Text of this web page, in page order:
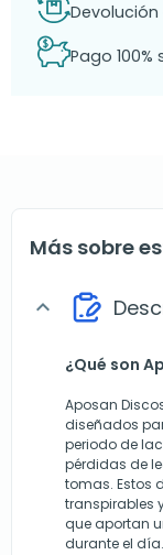
Pago
Más sobre
expand_more
¿Qué son
Aposan
diseñados
periodo de
pérdidas de
tomas. Estos
transpirables
que aportan
durante el día.